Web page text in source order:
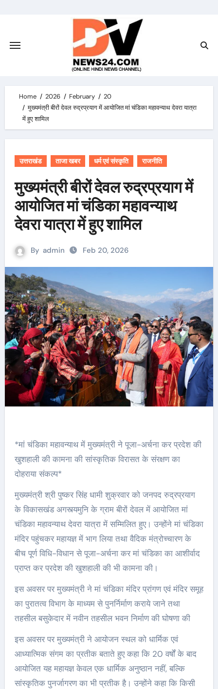
Home 2026 February
20
मुख्यमंत्री बीरों देवल रुद्रप्रयाग में आयोजित मां चंडिका महावन्याथ देवरा यात्रा
में हुए शामिल
उत्तराखंड ताजा खबर धर्म एवं संस्कृति राजनीति
मुख्यमंत्री बीरों देवल रुद्रप्रयाग में
आयोजित मां चंडिका महावन्याथ
देवरा यात्रा में हुए शामिल
By admin Feb 20, 2026
*मां चंडिका महावन्याथ में मुख्यमंत्री ने पूजा-अर्चना कर प्रदेश की
खुशहाली की कामना की सांस्कृतिक विरासत के संरक्षण का
दोहराया संकल्प*
मुख्यमंत्री श्री पुष्कर सिंह धामी शुक्रवार को जनपद रुद्रप्रयाग
के विकासखंड अगस्त्यमुनि के ग्राम बीरों देवल में आयोजित मां
चंडिका महावन्याथ देवरा यात्रा में सम्मिलित हुए। उन्होंने मां चंडिका
मंदिर पहुंचकर महायज्ञ में भाग लिया तथा वैदिक मंत्रोच्चारण के
बीच पूर्ण विधि-विधान से पूजा-अर्चना कर मां चंडिका का आशीर्वाद
प्राप्त कर प्रदेश की खुशहाली की भी कामना की।
इस अवसर पर मुख्यमंत्री ने मां चंडिका मंदिर प्रांगण एवं मंदिर समूह
का पुरातत्व विभाग के माध्यम से पुनर्निर्माण कराये जाने तथा
तहसील बसुकेदार में नवीन तहसील भवन निर्माण की घोषणा की
इस अवसर पर मुख्यमंत्री ने आयोजन स्थल को धार्मिक एवं
आध्यात्मिक संगम का प्रतीक बताते हुए कहा कि 20 वर्षों के बाद
आयोजित यह महायज्ञ केवल एक धार्मिक अनुष्ठान नहीं, बल्कि
सांस्कृतिक पुनर्जागरण का भी प्रतीक है। उन्होंने कहा कि किसी